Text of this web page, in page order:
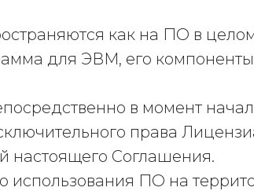
как на ПО в
для ЭВМ, его
в момент
права
настоящего Соглашения.
использования ПО на